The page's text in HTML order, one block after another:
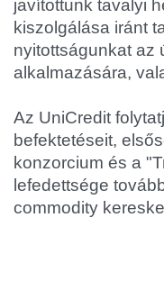
javítottunk tavalyi
kiszolgálása iránt
nyitottságunkat az
alkalmazására,
Az UniCredit
befektetéseit,
konzorcium és a
lefedettsége
commodity